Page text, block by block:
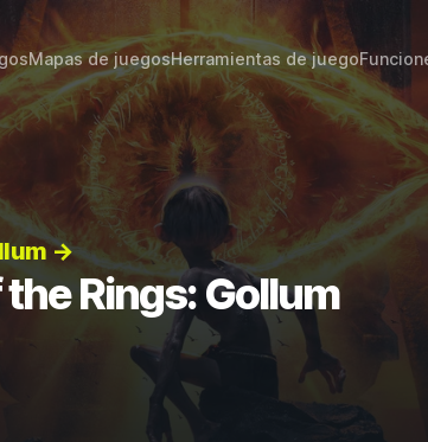
Mapas de juegosHerramientas de juego
→
Rings: Gollum